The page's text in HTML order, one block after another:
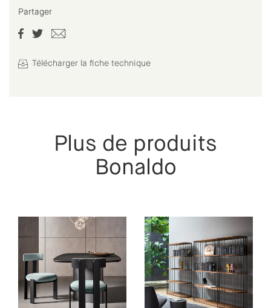
Partager
Télécharger la fiche technique
Plus de produits
Bonaldo